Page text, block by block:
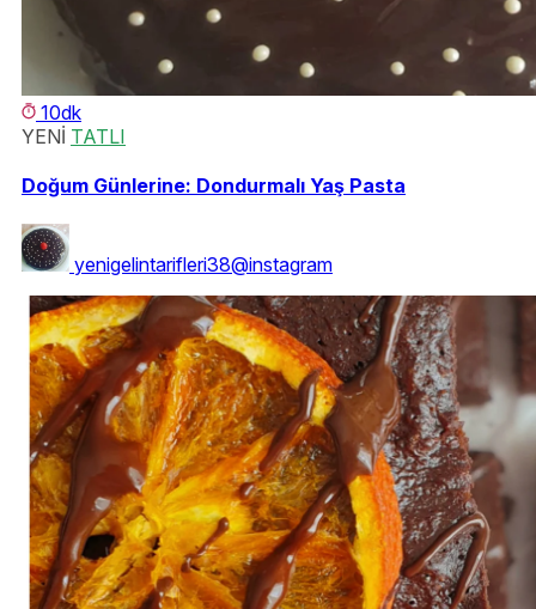
10dk
YENİ TATLI
Doğum Günlerine: Dondurmalı Yaş Pasta
yenigelintarifleri38@instagram